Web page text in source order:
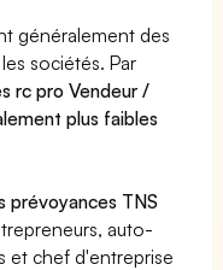
généralement des
sociétés. Par
rc pro Vendeur /
plus faibles
prévoyances TNS
auto-
et chef d'entreprise